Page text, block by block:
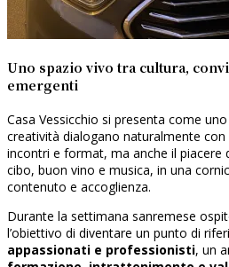
Uno spazio vivo tra cultura,
emergenti
Casa Vessicchio si presenta come uno
creatività dialogano naturalmente
incontri e format, ma anche il piacere
cibo, buon vino e musica, in una
contenuto e accoglienza.
Durante la settimana sanremese
l’obiettivo di diventare un punto di
appassionati e professionisti, un